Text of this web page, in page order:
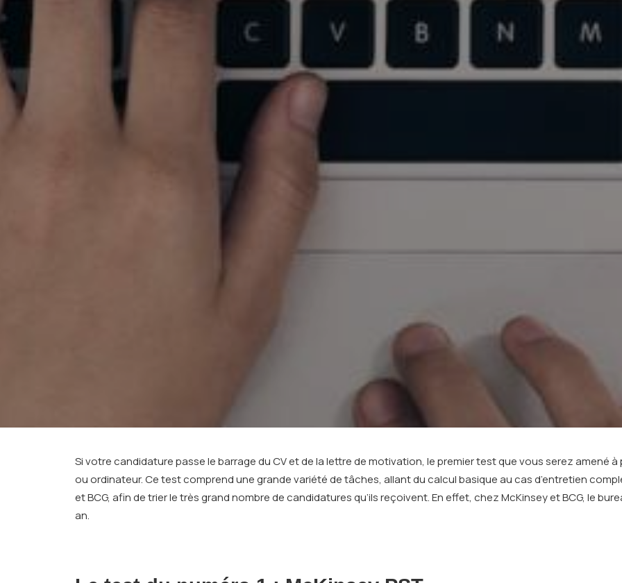
Si votre candidature passe le barrage du CV et de la lettre de motivation, le premier test que vous serez amené
ou ordinateur. Ce test comprend une grande variété de tâches, allant du calcul basique au cas d’entretien
et BCG, afin de trier le très grand nombre de candidatures qu’ils reçoivent. En effet, chez McKinsey et BCG, le
an.